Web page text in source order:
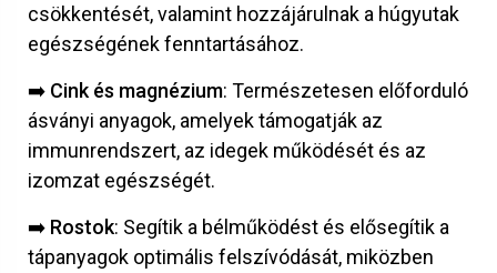
csökkentését, valamint hozzájárulnak a húgyutak
egészségének fenntartásához.
➡️ Cink és magnézium: Természetesen előforduló
ásványi anyagok, amelyek támogatják az
immunrendszert, az idegek működését és az
izomzat egészségét.
➡️ Rostok: Segítik a bélműködést és elősegítik a
tápanyagok optimális felszívódását, miközben